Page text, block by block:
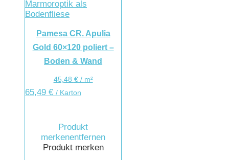
Pamesa CR. Apulia
Gold 60×120 poliert –
Boden & Wand
45,48 €/ m²
65,49 € / Karton
Produkt
merkenentfernen
Produkt merken